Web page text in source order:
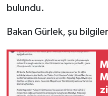
bulundu.
Bakan Gürlek, şu